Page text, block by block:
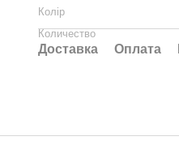
Колір
Количество
Доставка Оплата